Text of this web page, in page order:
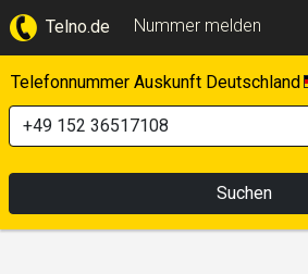
Telno.de Nummer melden
Telefonnummer Auskunft Deutschland
Suchen